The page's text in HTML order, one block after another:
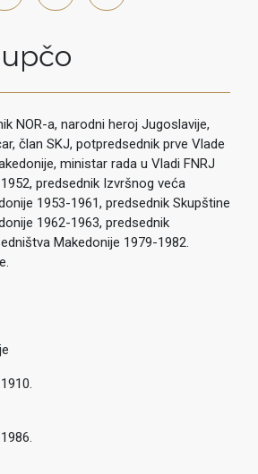
NOR-a, narodni heroj Jugoslavije,
član SKJ, potpredsednik prve Vlade
ministar rada u Vladi FNRJ
predsednik Izvršnog veća
1953-1961, predsednik Skupštine
1962-1963, predsednik
Makedonije 1979-1982.